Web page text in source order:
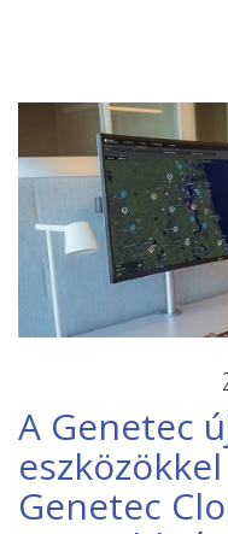
A Genetec
Genetec